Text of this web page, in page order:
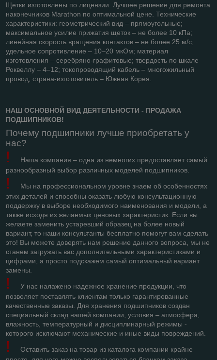
Щетки изготовлены по лицензии. Лучшее решение для ремонта
наконечников Marathon по оптимальной цене. Технические
характеристики: геометрический вид – прямоугольные;
максимальное усилие прижатия щеток – не более 10 кПа;
линейная скорость вращения контактов – не более 25 м/с;
удельное сопротивление – 10–20 мкОм; материал
изготовления – серебряно-графитовые; твердость по шкале
Роквеллу – 4–12; токопроводящий кабель – многожильный
провод; страна-изготовитель – Южная Корея.
НАШ ОСНОВНОЙ ВИД ДЕЯТЕЛЬНОСТИ - ПРОДАЖА
ПОДШИПНИКОВ!
Почему подшипники лучше приобретать у
нас?
!
Наша компания – одна из немногих предоставляет самый
разнообразный выбор различных моделей подшипников.
!
Мы на профессиональном уровне знаем об особенностях
этих деталей и способны оказать любую консультационную
поддержку в выборе необходимого наименования и модели, а
также исходя из желаемых ценовых характеристик. Если вы
желаете заменить устаревший образец на более новый
вариант, то наши консультанты бесплатно помогут вам сделать
это! Вы можете доверять нам решение данного вопроса, мы не
станем загружать вас дополнительными характеристиками и
цифрами, а просто подскажем самый оптимальный вариант
замены.
!
У нас налажено надежное хранение продукции, что
позволяет поставлять клиентам только гарантированные
качественные заказы. Для хранения подшипников создан
специальный склад нашей компании, условия – атмосфера,
влажность, температурный и дисциплинарный режимы -
которого исключают механические и иные виды повреждений.
!
Оставить заказ на товар из каталога компании крайне